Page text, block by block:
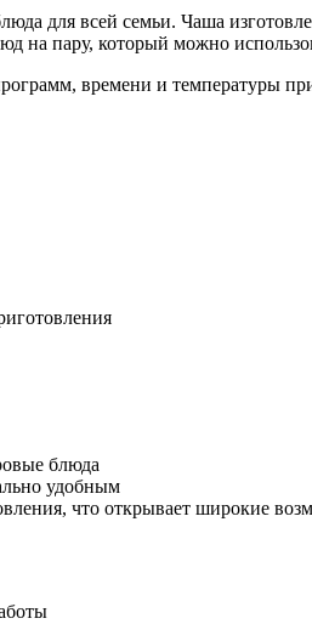
для всей семьи. Чаша
на пару, который можно
времени и температуры
блюда
удобным
что открывает широкие